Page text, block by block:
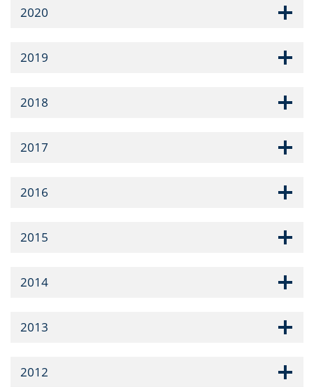
2020
2019
2018
2017
2016
2015
2014
2013
2012